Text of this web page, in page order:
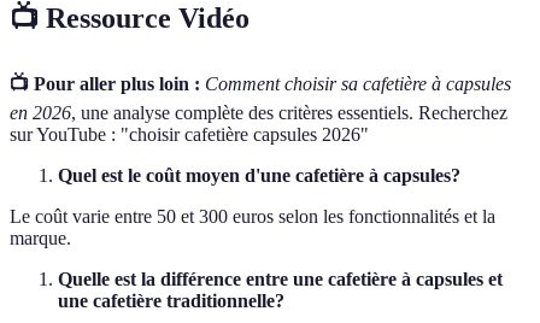
📺 Ressource Vidéo
📺 Pour aller plus loin : Comment choisir sa cafetière à capsules
en 2026, une analyse complète des critères essentiels. Recherchez
sur YouTube : "choisir cafetière capsules 2026"
Quel est le coût moyen d'une cafetière à capsules?
Le coût varie entre 50 et 300 euros selon les fonctionnalités et la
marque.
Quelle est la différence entre une cafetière à capsules et
une cafetière traditionnelle?